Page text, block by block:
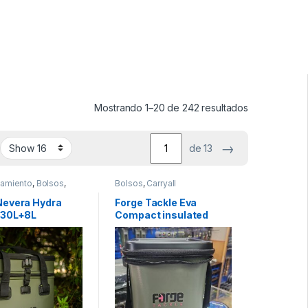
Mostrando 1–20 de 242 resultados
de 13 →
, Bolsos,
Hydra
Bolsos, Carryall
Forge Tackle Eva
Compact insulated
(Verde)